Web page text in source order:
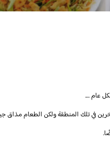
عام ….